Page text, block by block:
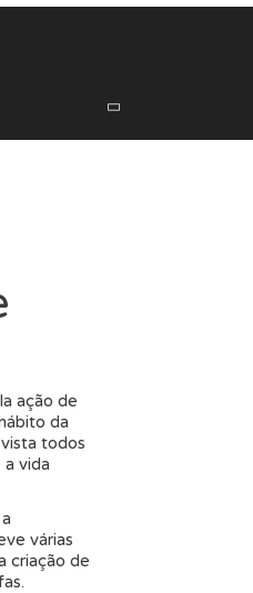
Pesquisar
ação de
da
todos
vida
várias
criação de